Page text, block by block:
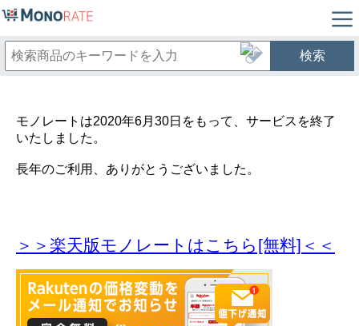
検索
モノレートは2020年6月30日をもって、サービスを終了
いたしました。
長年のご利用、ありがとうございました。
＞＞楽天版モノレートはこちら[無料]＜＜